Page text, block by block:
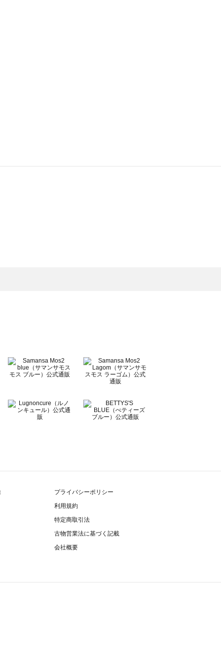
プライバシーポリシー
利用規約
特定商取引法
古物営業法に基づく記載
会社概要